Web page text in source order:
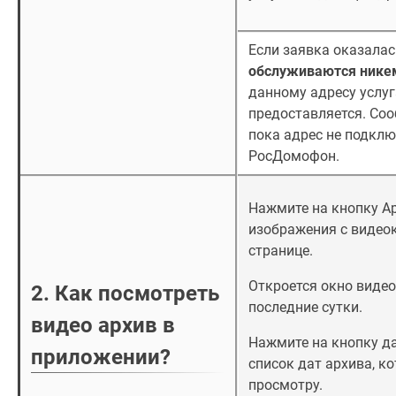
Если заявка
обслуживаются
данному адресу
предоставляется.
пока адрес не
РосДомофон.
2. Как посмотреть
видео архив в
приложении?
Нажмите на кнопку
изображения с
странице.
Откроется окно
последние сутки.
Нажмите на кнопку
список дат архива,
просмотру.